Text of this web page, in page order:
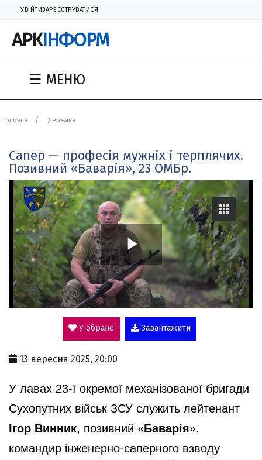
УВІЙТИЗАРЕЄСТРУВАТИСЯ
АРКІНФОРМ
☰ МЕНЮ
Головна Держава
Сапер — професія мужніх і терплячих.
Позивний «Баварія», 23 ОМБр.
P
l
a
y
V
У обране Завантажити
13 вересня 2025, 20:00
У лавах 23-ї окремої механізованої бригади
Сухопутних військ ЗСУ служить лейтенант
Ігор Винник, позивний «Баварія»,
командир інженерно-саперного взводу